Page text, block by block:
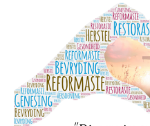
kragbron verander